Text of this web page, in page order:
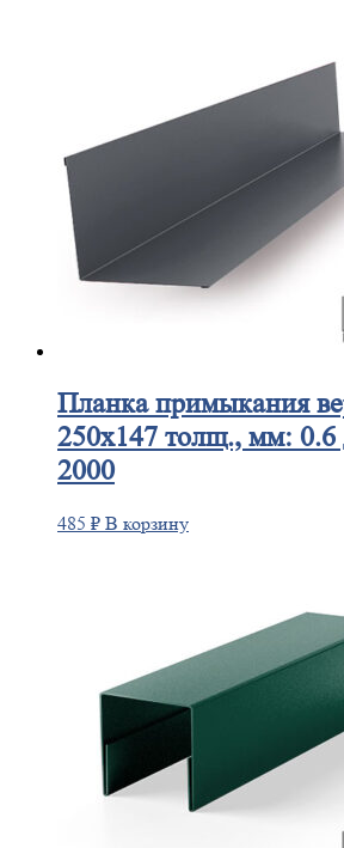
Планкапримыкания
250х147 толщ., мм:
2000
485 ₽ В корзину